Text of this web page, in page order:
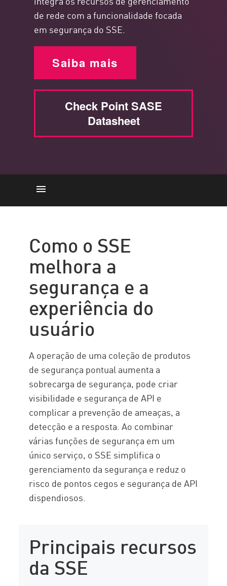
de rede com a funcionalidade focada
em segurança do SSE.
Saiba mais
Check Point SASE
Datasheet
usuário
Principais capacidades
A importância
Considerações
SSE com CP
Recursos
Como o SSE
melhora a
segurança e a
experiência do
usuário
A operação de uma coleção de produtos
de segurança pontual aumenta a
sobrecarga de segurança, pode criar
visibilidade e segurança de API e
complicar a prevenção de ameaças, a
detecção e a resposta. Ao combinar
várias funções de segurança em um
único serviço, o SSE simplifica o
gerenciamento da segurança e reduz o
risco de pontos cegos e segurança de API
dispendiosos.
Principais recursos
da SSE